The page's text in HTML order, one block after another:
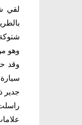
وهو
وقد
جدير